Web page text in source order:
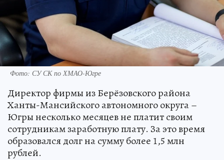
Фото: СУ СК по ХМАО-Югре
Директор фирмы из Берёзовского района
Ханты-Мансийского автономного округа –
Югры несколько месяцев не платит своим
сотрудникам заработную плату. За это время
образовался долг на сумму более 1,5 млн
рублей.